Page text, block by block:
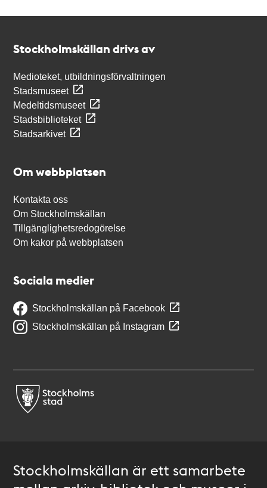
Stockholmskällan drivs av
Medioteket, utbildningsförvaltningen
Stadsmuseet
Medeltidsmuseet
Stadsbiblioteket
Stadsarkivet
Om webbplatsen
Kontakta oss
Om Stockholmskällan
Tillgänglighetsredogörelse
Om kakor på webbplatsen
Sociala medier
Stockholmskällan på Facebook
Stockholmskällan på Instagram
Stockholmskällan är ett samarbete